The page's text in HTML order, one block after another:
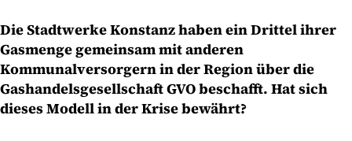
Die Stadtwerke Konstanz haben ein Drittel ihrer
Gasmenge gemeinsam mit anderen
Kommunalversorgern in der Region über die
Gashandelsgesellschaft GVO beschafft. Hat sich
dieses Modell in der Krise bewährt?